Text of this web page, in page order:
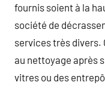
fournis soient à la
société de
services très divers.
au nettoyage après
vitres ou des